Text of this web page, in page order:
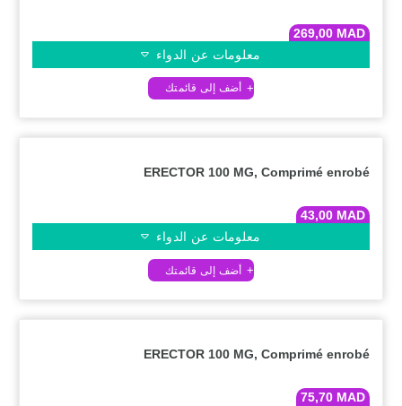
269,00 MAD
معلومات عن الدواء
ERECTOR 100 MG, Comprimé enrobé
43,00 MAD
معلومات عن الدواء
ERECTOR 100 MG, Comprimé enrobé
75,70 MAD